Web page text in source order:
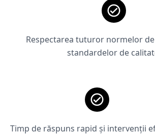
Respectarea tuturor normelor
standardelor de
Timp de răspuns rapid și intervenții